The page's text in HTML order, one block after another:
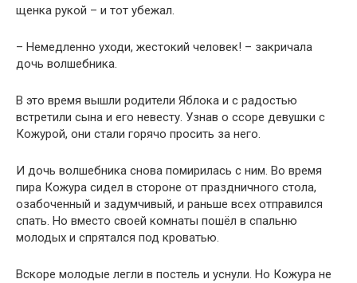
щенка рукой – и тот убежал.
– Немедленно уходи, жестокий человек! – закричала
дочь волшебника.
В это время вышли родители Яблока и с радостью
встретили сына и его невесту. Узнав о ссоре девушки с
Кожурой, они стали горячо просить за него.
И дочь волшебника снова помирилась с ним. Во время
пира Кожура сидел в стороне от праздничного стола,
озабоченный и задумчивый, и раньше всех отправился
спать. Но вместо своей комнаты пошёл в спальню
молодых и спрятался под кроватью.
Вскоре молодые легли в постель и уснули. Но Кожура не